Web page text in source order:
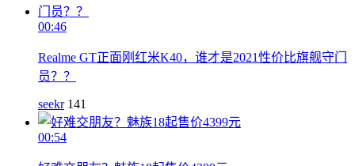
00:46
Realme GT正面刚红米K40，谁才是2021性价比旗舰守门
员？？
seekr 141
00:54